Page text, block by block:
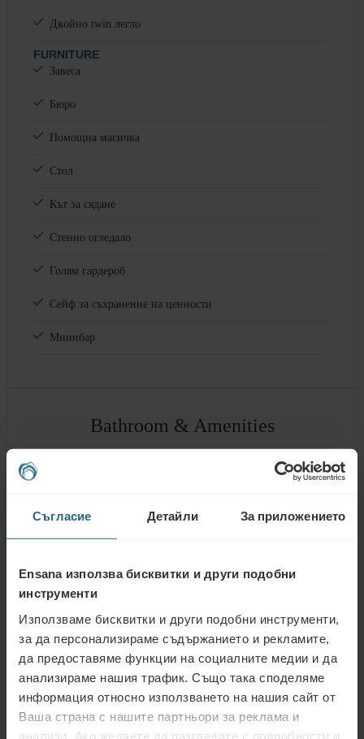
Съгласие Детайли За приложението
Ensana използва бисквитки и други подобни
инструменти
Използваме бисквитки и други подобни инструменти,
за да персонализираме съдържанието и рекламите,
да предоставяме функции на социалните медии и да
анализираме нашия трафик. Също така споделяме
информация относно използването на нашия сайт от
Ваша страна с нашите партньори за реклама и
анализи. Ако желаете да разгледате с подробности и
Двойно twin легло
FURNITURE
Завеса
Бюро
Помощна масичка
Стол
Кът за сядане
Стенно огледало
Голям гардероб
Сейф за съхранение на ценности
Минибар
Bathroom & Amenities
Козметично огледало
Tоалетни принадлежности
Шапка за душ
Халат
Домашни пантофи
Кърпи за спа и уелнес